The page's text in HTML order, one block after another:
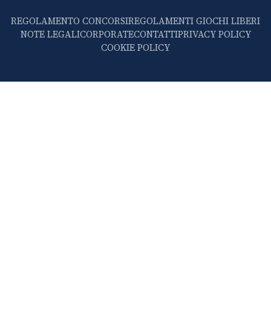
REGOLAMENTO CONCORSIREGOLAMENTI GIOCHI LIBERI
NOTE LEGALICORPORATECONTATTIPRIVACY POLICY
COOKIE POLICY